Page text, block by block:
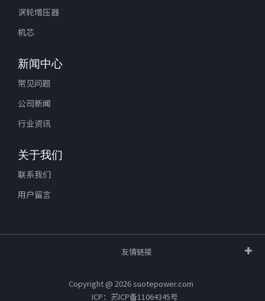
涡轮增压器
机芯
新闻中心
常见问题
公司新闻
行业资讯
关于我们
联系我们
用户留言
友情链接
Copyright @ 2026 suotepower.com
ICP：苏ICP备11064345号